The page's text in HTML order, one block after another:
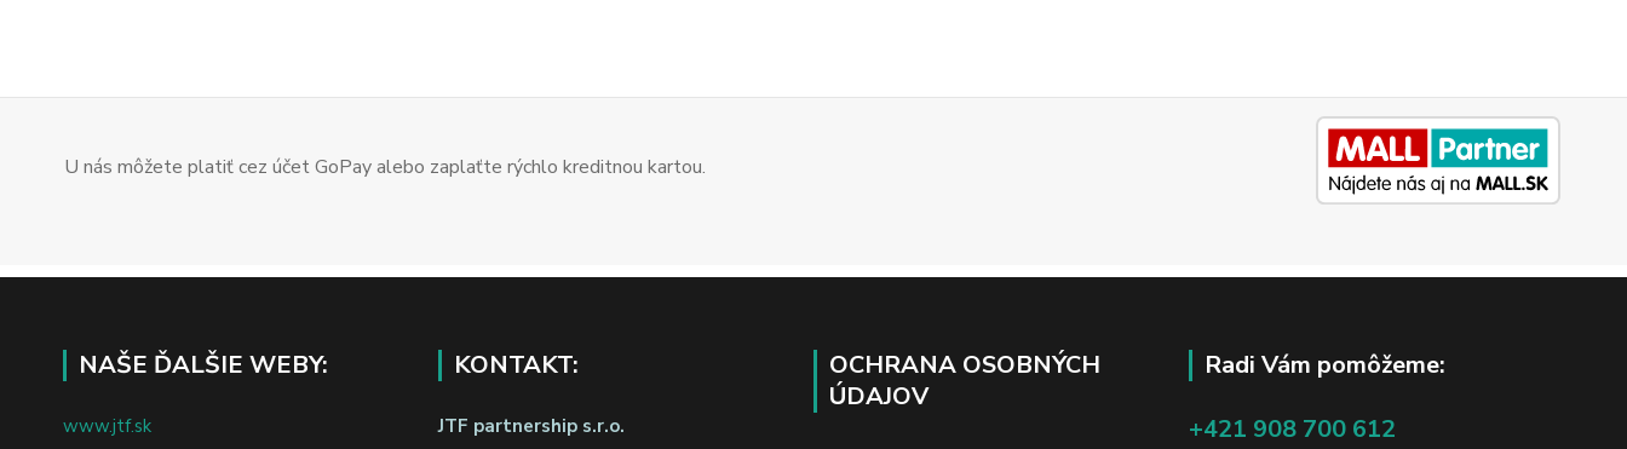
U nás môžete platiť cez účet GoPay alebo zaplaťte rýchlo kreditnou kartou.
NAŠE ĎALŠIE WEBY:
www.jtf.sk
KONTAKT:
JTF partnership s.r.o.
OCHRANA OSOBNÝCH
ÚDAJOV
Radi Vám pomôžeme:
+421 908 700 612